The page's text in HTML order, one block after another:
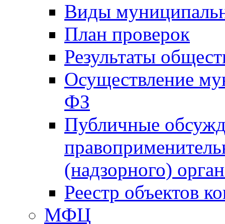
Виды
План проверок
Результаты
Осуществление
ФЗ
Публичные
(надзорного)
Реестр объектов
МФЦ